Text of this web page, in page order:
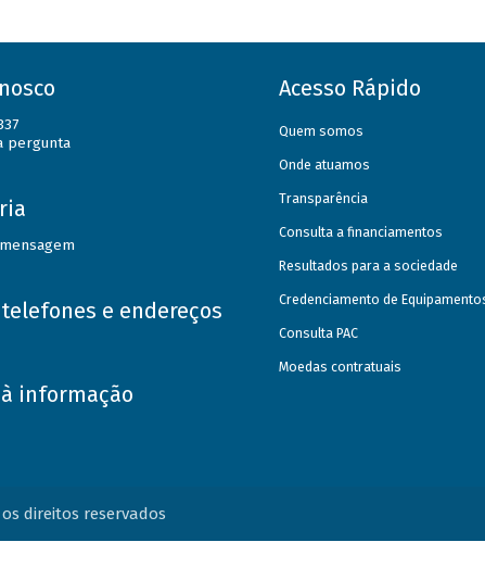
pergunta
e endereços
à informação
Acesso Rápido
Quem somos
Onde atuamos
Transparência
Consulta a financiamentos
Resultados para a sociedade
Credenciamento de
Consulta PAC
Moedas contratuais
os direitos reservados